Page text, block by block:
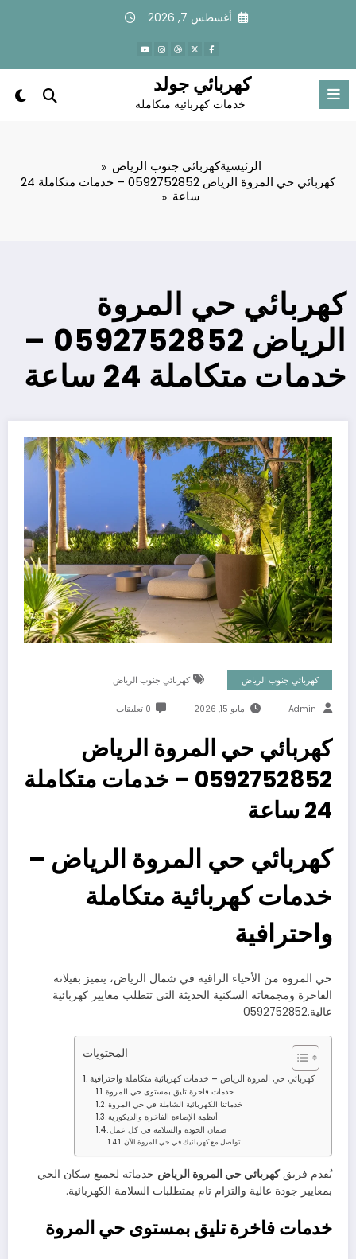
أغسطس 7, 2026
كهربائي جولد
خدمات كهربائية متكاملة
الرئيسيةكهربائي جنوب الرياض
كهربائي حي المروة الرياض 0592752852 – خدمات متكاملة 24
ساعة
كهربائي حي المروة
الرياض 0592752852 –
خدمات متكاملة 24 ساعة
كهربائي جنوب الرياض كهربائي جنوب الرياض
Admin مايو 15, 2026 0 تعليقات
كهربائي حي المروة الرياض
0592752852 – خدمات متكاملة
24 ساعة
كهربائي حي المروة الرياض –
خدمات كهربائية متكاملة
واحترافية
حي المروة من الأحياء الراقية في شمال الرياض، يتميز بفيلاته
الفاخرة ومجمعاته السكنية الحديثة التي تتطلب معايير كهربائية
عالية.0592752852
المحتويات
كهربائي حي المروة الرياض – خدمات كهربائية متكاملة واحترافية
خدمات فاخرة تليق بمستوى حي المروة
خدماتنا الكهربائية الشاملة في حي المروة
أنظمة الإضاءة الفاخرة والديكورية
ضمان الجودة والسلامة في كل عمل
تواصل مع كهربائيك في حي المروة الآن
يُقدم فريقكهربائي حي المروة الرياض خدماته لجميع سكان الحي
بمعايير جودة عالية والتزام تام بمتطلبات السلامة الكهربائية.
خدمات فاخرة تليق بمستوى حي المروة